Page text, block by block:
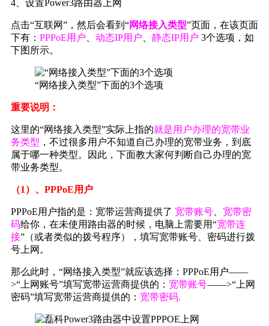
4、设置Power3路由器上网
点击“互联网”，然后会看到“网络接入类型”页面，在该页面
下有： PPPoE用户 动态IP用户 静态IP用户 3个选项，如
下图所示。
“网络接入类型”下面的3个选项
重要说明：
这里的“网络接入类型”实际上指的就是用户办理的宽带业
务类型 ，不过很多用户不知道自己办理的宽带业务，到底
属于哪一种类型。因此，下面教大家何判断自己办理的宽
带业务类型。
（1）、PPPoE用户
PPPoE用户指的是：宽带运营商提供了 宽带账号
宽带密
码给你，在未使用路由器的时候，电脑上需要用“宽带连
接”（或者类似的拨号程序），填写宽带账号、密码进行拨
号上网。
那么此时，“网络接入类型”就应该选择：PPPoE用户——
>“上网账号”填写宽带运营商提供的： 宽带账号——>“上网
密码”填写宽带运营商提供的： 宽带密码.